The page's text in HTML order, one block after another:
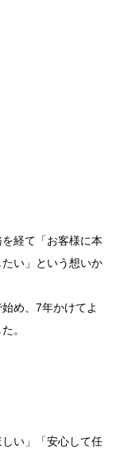
経て「お客様に本
い」という想いか
め、7年かけてよ
。
い」「安心して任